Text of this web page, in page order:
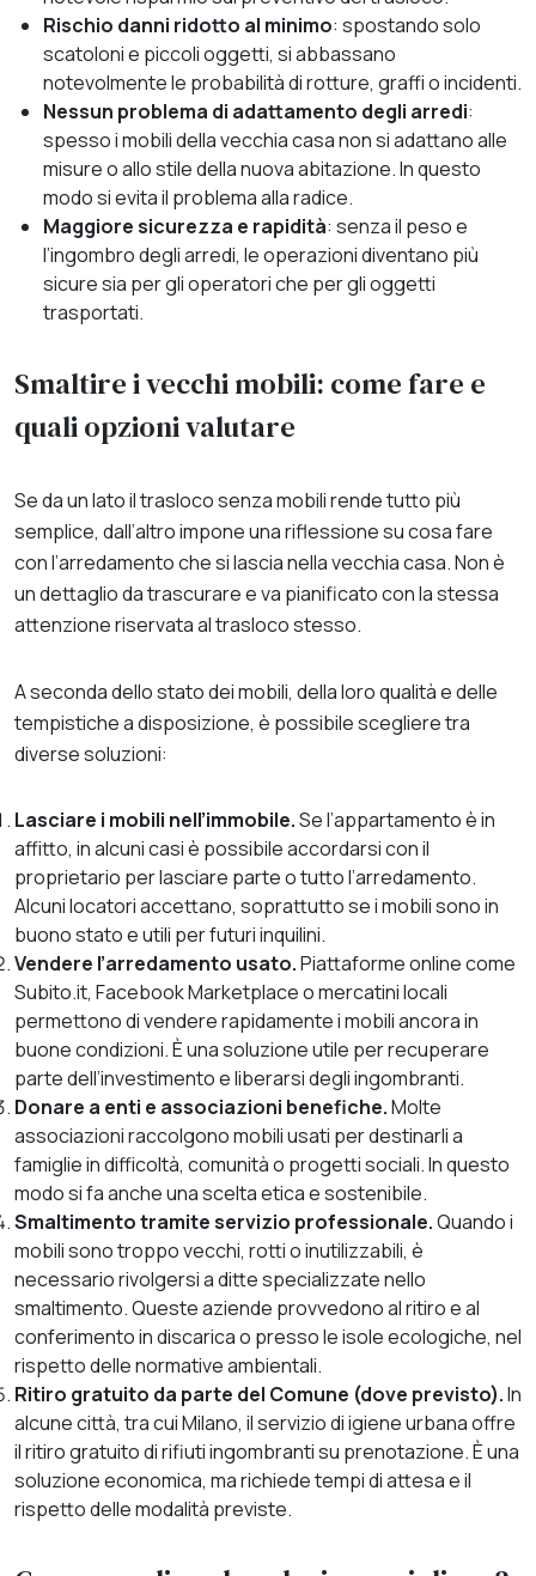
Rischio danni ridotto al minimo: spostando solo
scatoloni e piccoli oggetti, si abbassano
notevolmente le probabilità di rotture, graffi o incidenti.
Nessun problema di adattamento degli arredi:
spesso i mobili della vecchia casa non si adattano alle
misure o allo stile della nuova abitazione. In questo
modo si evita il problema alla radice.
Maggiore sicurezza e rapidità: senza il peso e
l’ingombro degli arredi, le operazioni diventano più
sicure sia per gli operatori che per gli oggetti
trasportati.
Smaltire i vecchi mobili: come fare e
quali opzioni valutare
Se da un lato il trasloco senza mobili rende tutto più
semplice, dall’altro impone una riflessione su cosa fare
con l’arredamento che si lascia nella vecchia casa. Non è
un dettaglio da trascurare e va pianificato con la stessa
attenzione riservata al trasloco stesso.
A seconda dello stato dei mobili, della loro qualità e delle
tempistiche a disposizione, è possibile scegliere tra
diverse soluzioni:
Lasciare i mobili nell’immobile.Se l’appartamento è in
affitto, in alcuni casi è possibile accordarsi con il
proprietario per lasciare parte o tutto l’arredamento.
Alcuni locatori accettano, soprattutto se i mobili sono in
buono stato e utili per futuri inquilini.
Vendere l’arredamento usato.Piattaforme online come
Subito.it, Facebook Marketplace o mercatini locali
permettono di vendere rapidamente i mobili ancora in
buone condizioni. È una soluzione utile per recuperare
parte dell’investimento e liberarsi degli ingombranti.
Donare a enti e associazioni benefiche.Molte
associazioni raccolgono mobili usati per destinarli a
famiglie in difficoltà, comunità o progetti sociali. In questo
modo si fa anche una scelta etica e sostenibile.
Smaltimento tramite servizio professionale.Quando i
mobili sono troppo vecchi, rotti o inutilizzabili, è
necessario rivolgersi a ditte specializzate nello
smaltimento. Queste aziende provvedono al ritiro e al
conferimento in discarica o presso le isole ecologiche, nel
rispetto delle normative ambientali.
Ritiro gratuito da parte del Comune (dove previsto).In
alcune città, tra cui Milano, il servizio di igiene urbana offre
il ritiro gratuito di rifiuti ingombranti su prenotazione. È una
soluzione economica, ma richiede tempi di attesa e il
rispetto delle modalità previste.